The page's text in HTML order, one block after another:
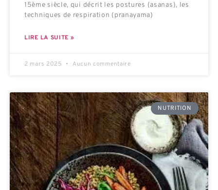
15ème siècle, qui décrit les postures (asanas), les
techniques de respiration (pranayama)
LIRE LA SUITE »
2 mars 2025 Aucun commentaire
NUTRITION